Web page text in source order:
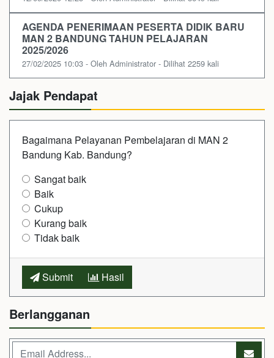
AGENDA PENERIMAAN PESERTA DIDIK BARU
MAN 2 BANDUNG TAHUN PELAJARAN
2025/2026
27/02/2025 10:03 - Oleh Administrator - Dilihat 2259 kali
Jajak Pendapat
Bagaimana Pelayanan Pembelajaran di MAN 2
Bandung Kab. Bandung?
Sangat baik
Baik
Cukup
Kurang baik
Tidak baik
Submit Hasil
Berlangganan